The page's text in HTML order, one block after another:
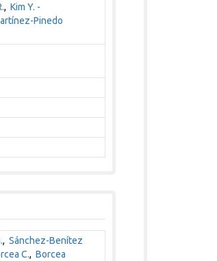
, Kim Y. -
Pinedo
, Sánchez-Benítez
C., Borcea